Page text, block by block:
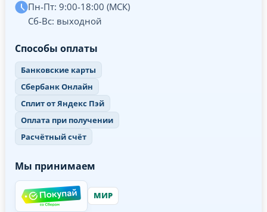
Пн-Пт: 9:00-18:00 (МСК)
Сб-Вс: выходной
Способы оплаты
Банковские карты
Сбербанк Онлайн
Сплит от Яндекс Пэй
Оплата при получении
Расчётный счёт
Мы принимаем
МИР